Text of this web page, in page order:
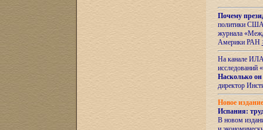
Почему
политики США
журнала
Америки РАН
На канале ИЛА
исследований «
Насколько он
директор
Новое
Испания:
В новом